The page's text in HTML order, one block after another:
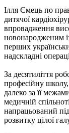
Ілля Ємець по
дитячої
впровадження
новонародженим
перших
надскладні
За десятиліття
професійну
далеко за її
медичній
напрацьований
розвитку цілої